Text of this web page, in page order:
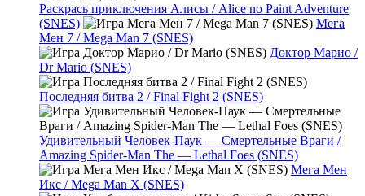
Раскрась приключения Алисы / Alice no Paint Adventure
(SNES)
Мега
Мен 7 / Mega Man 7 (SNES)
Доктор Марио /
Dr Mario (SNES)
Последняя битва 2 / Final Fight 2 (SNES)
Удивительный Человек-Паук — Смертельные Враги /
Amazing Spider-Man The — Lethal Foes (SNES)
Мега Мен
Икс / Mega Man X (SNES)